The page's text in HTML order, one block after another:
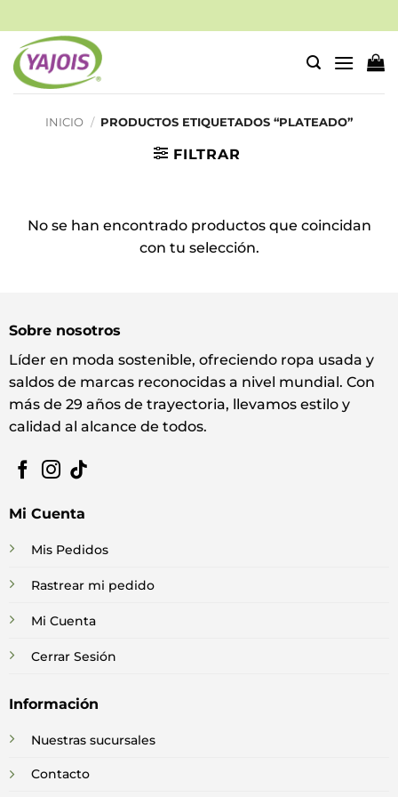
al
contenido
INICIO / PRODUCTOS ETIQUETADOS “PLATEADO”
FILTRAR
No se han encontrado productos que coincidan
con tu selección.
Sobre nosotros
Líder en moda sostenible, ofreciendo ropa usada y
saldos de marcas reconocidas a nivel mundial. Con
más de 29 años de trayectoria, llevamos estilo y
calidad al alcance de todos.
Mi Cuenta
Mis Pedidos
Rastrear mi pedido
Mi Cuenta
Cerrar Sesión
Información
Nuestras sucursales
Contacto